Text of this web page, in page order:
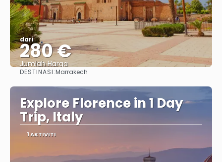
dari
280 €
Jumlah Harga
DESTINASI:Marrakech
Explore Florence in 1 Day
Trip, Italy
1 AKTIVITI